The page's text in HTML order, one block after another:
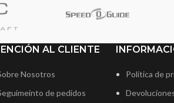
AL CLIENTE
Nosotros
de pedidos
Política de